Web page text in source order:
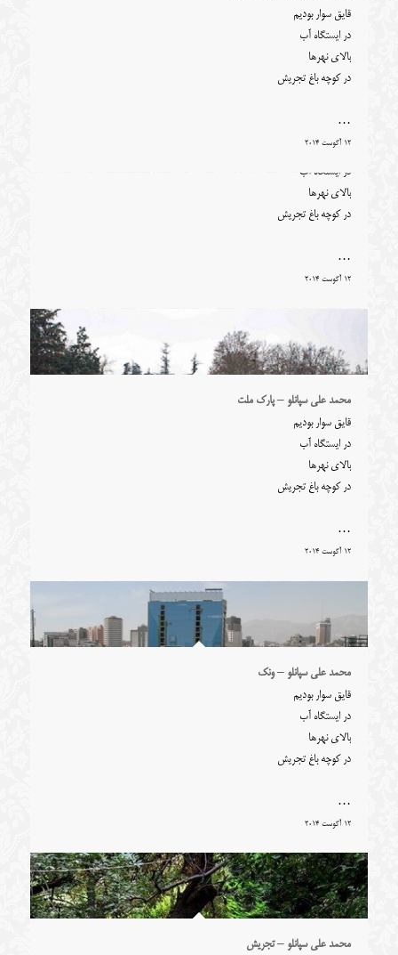
قایق سوار بودیم
در ایستگاه آب
بالای نهرها
در کوچه باغ تجریش
…
12 آگوست 2014
قایق سوار بودیم
در ایستگاه آب
بالای نهرها
در کوچه باغ تجریش
…
12 آگوست 2014
محمد علی سپانلو – پارک ملت
قایق سوار بودیم
در ایستگاه آب
بالای نهرها
در کوچه باغ تجریش
…
12 آگوست 2014
محمد علی سپانلو – ونک
قایق سوار بودیم
در ایستگاه آب
بالای نهرها
در کوچه باغ تجریش
…
12 آگوست 2014
محمد علی سپانلو – تجریش